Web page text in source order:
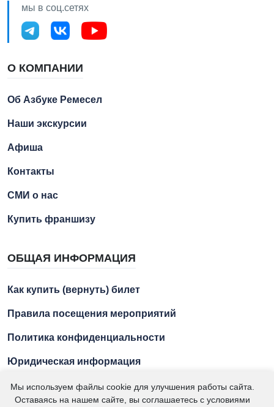
мы в соц.сетях
О КОМПАНИИ
Об Азбуке Ремесел
Наши экскурсии
Афиша
Контакты
СМИ о нас
Купить франшизу
ОБЩАЯ ИНФОРМАЦИЯ
Как купить (вернуть) билет
Правила посещения мероприятий
Политика конфиденциальности
Юридическая информация
Мы используем файлы cookie для улучшения работы сайта.
Оставаясь на нашем сайте, вы соглашаетесь с условиями